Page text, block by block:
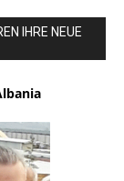
IHRE NEUE